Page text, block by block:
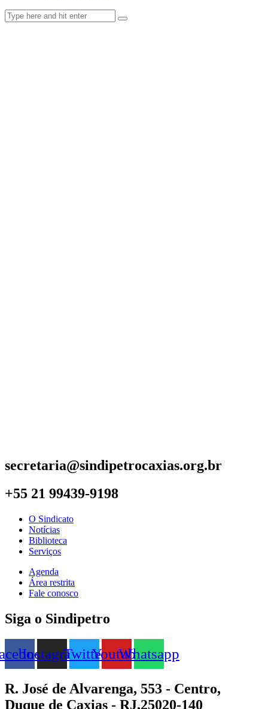
secretaria@sindipetrocaxias.org.br
+55 21 99439-9198
O Sindicato
Notícias
Biblioteca
Serviços
Agenda
Área restrita
Fale conosco
Siga o Sindipetro
InstagramTwitterYoutubeWhatsapp
R. José de Alvarenga, 553 - Centro,
Duque de Caxias - RJ,25020-140